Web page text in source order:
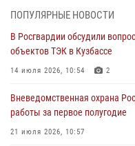
Росгвардейцы обеспечили
Кузбассе
Генерал-полковник Олег
организационно-штатных
ПОПУЛЯРНЫЕ НОВОСТИ
В Росгвардии обсудили
объектов ТЭК в Кузбассе
14 июля 2026, 10:54 2
Вневедомственная охрана
работы за первое полугодие
21 июля 2026, 10:57